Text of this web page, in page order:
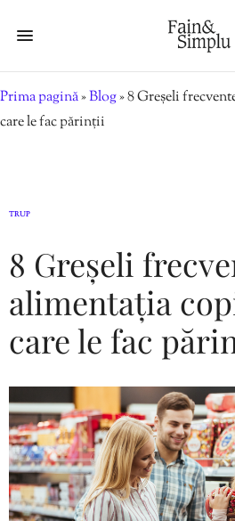
Prima pagină»Blog»8 Greșeli
care le fac părinții
TRUP
8 Greșeli
alimentația
care le fac